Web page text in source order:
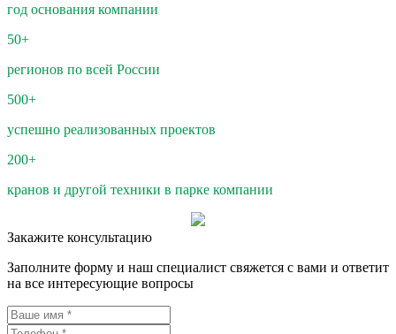
год основания компании
50+
регионов по всей России
500+
успешно реализованных проектов
200+
кранов и другой техники в парке компании
Закажите консультацию
Заполните форму и наш специалист свяжется с вами и ответит
на все интересующие вопросы